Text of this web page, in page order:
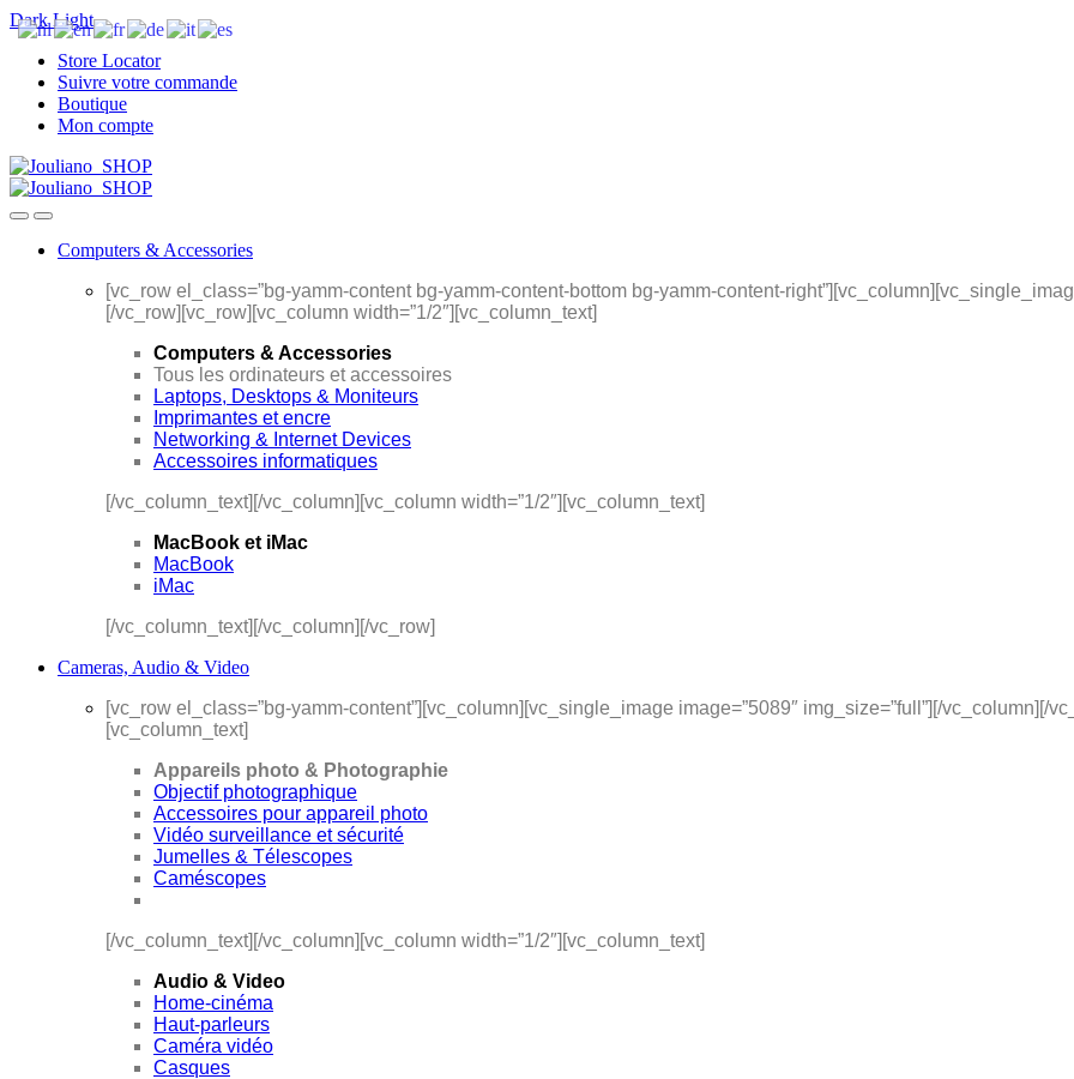
Dark Light
Skip
navigation
Skip
content
Store Locator
Suivre votre commande
Boutique
Mon compte
Computers & Accessories
[vc_row el_class=”bg-yamm-content bg-yamm-content-bottom bg-yamm-content-
[/vc_row][vc_row][vc_column width=”1/2″][vc_column_text]
Computers & Accessories
Tous les ordinateurs et accessoires
Laptops, Desktops & Moniteurs
Imprimantes et encre
Networking & Internet Devices
Accessoires informatiques
[/vc_column_text][/vc_column][vc_column width=”1/2″][vc_column_text]
MacBook et iMac
MacBook
iMac
[/vc_column_text][/vc_column][/vc_row]
Cameras, Audio & Video
[vc_row el_class=”bg-yamm-content”][vc_column][vc_single_image image=”5089″ img_size=”full”][/vc_column][/
[vc_column_text]
Appareils photo & Photographie
Objectif photographique
Accessoires pour appareil photo
Vidéo surveillance et sécurité
Jumelles & Télescopes
Caméscopes
[/vc_column_text][/vc_column][vc_column width=”1/2″][vc_column_text]
Audio & Video
Home-cinéma
Haut-parleurs
Caméra vidéo
Casques